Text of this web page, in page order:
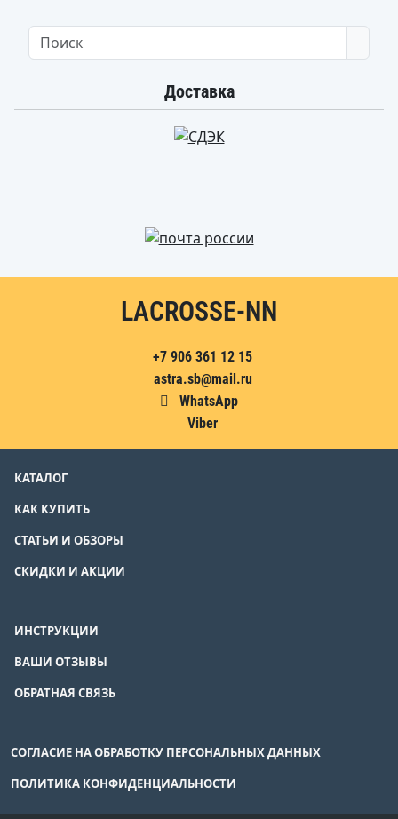
Доставка
LACROSSE-NN
+7 906 361 12 15
astra.sb@mail.ru
WhatsApp
Viber
КАТАЛОГ
КАК КУПИТЬ
СТАТЬИ И ОБЗОРЫ
СКИДКИ И АКЦИИ
ИНСТРУКЦИИ
ВАШИ ОТЗЫВЫ
ОБРАТНАЯ СВЯЗЬ
СОГЛАСИЕ НА ОБРАБОТКУ ПЕРСОНАЛЬНЫХ ДАННЫХ
ПОЛИТИКА КОНФИДЕНЦИАЛЬНОСТИ